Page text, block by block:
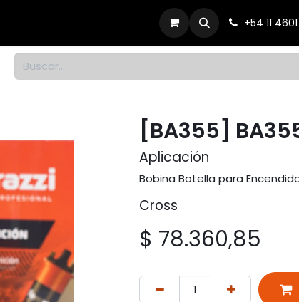
Contacto +54 11 4601
[BA355]
Aplicación
Bobina Botella para
Cross
$ 78.360,85